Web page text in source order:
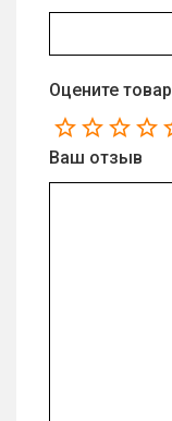
Оцените товар
Ваш отзыв